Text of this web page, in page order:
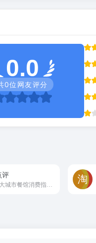
0.0
0位网友评分
评